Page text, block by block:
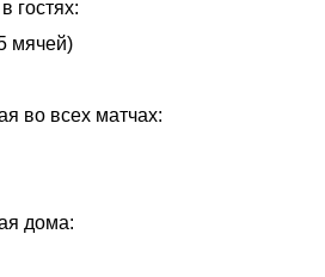
гостях:
мячей)
во всех матчах:
дома: